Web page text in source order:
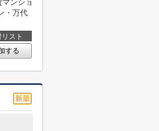
ンショ
・万代
スト
する